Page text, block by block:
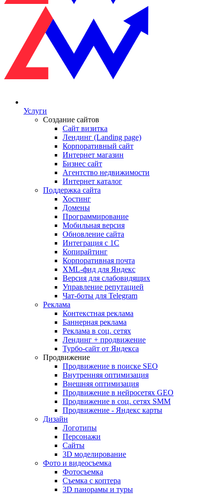
Услуги
Создание сайтов
Сайт визитка
Лендинг (Landing page)
Корпоративный сайт
Интернет магазин
Бизнес сайт
Агентство недвижимости
Интернет каталог
Поддержка сайта
Хостинг
Домены
Программирование
Мобильная версия
Обновление сайта
Интеграция с 1С
Копирайтинг
Корпоративная почта
XML-фид для Яндекс
Версия для слабовидящих
Управление репутацией
Чат-боты для Telegram
Реклама
Контекстная реклама
Баннерная реклама
Реклама в соц. сетях
Лендинг + продвижение
Турбо-сайт от Яндекса
Продвижение
Продвижение в поиске SEO
Внутренняя оптимизация
Внешняя оптимизация
Продвижение в нейросетях GEO
Продвижение в соц. сетях SMM
Продвижение - Яндекс карты
Дизайн
Логотипы
Персонажи
Сайты
3D моделирование
Фото и видеосъемка
Фотосъемка
Съемка с коптера
3D панорамы и туры